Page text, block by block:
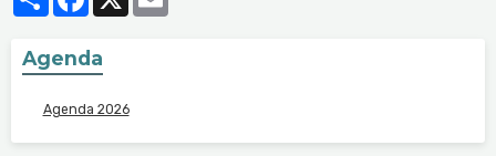
Agenda
Agenda 2026